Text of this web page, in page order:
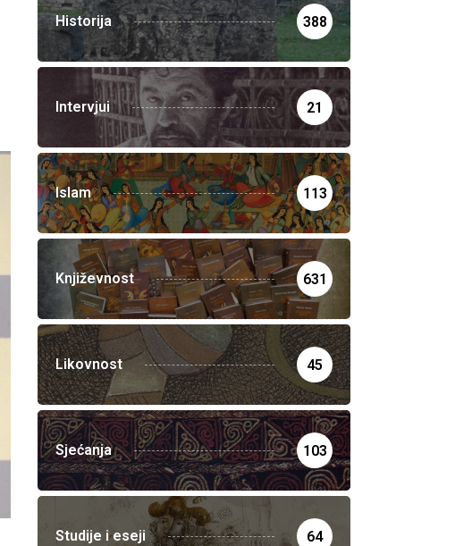
Historija 388
Intervjui 21
Islam 113
Književnost 631
Likovnost 45
Sjećanja 103
Studije i eseji 64